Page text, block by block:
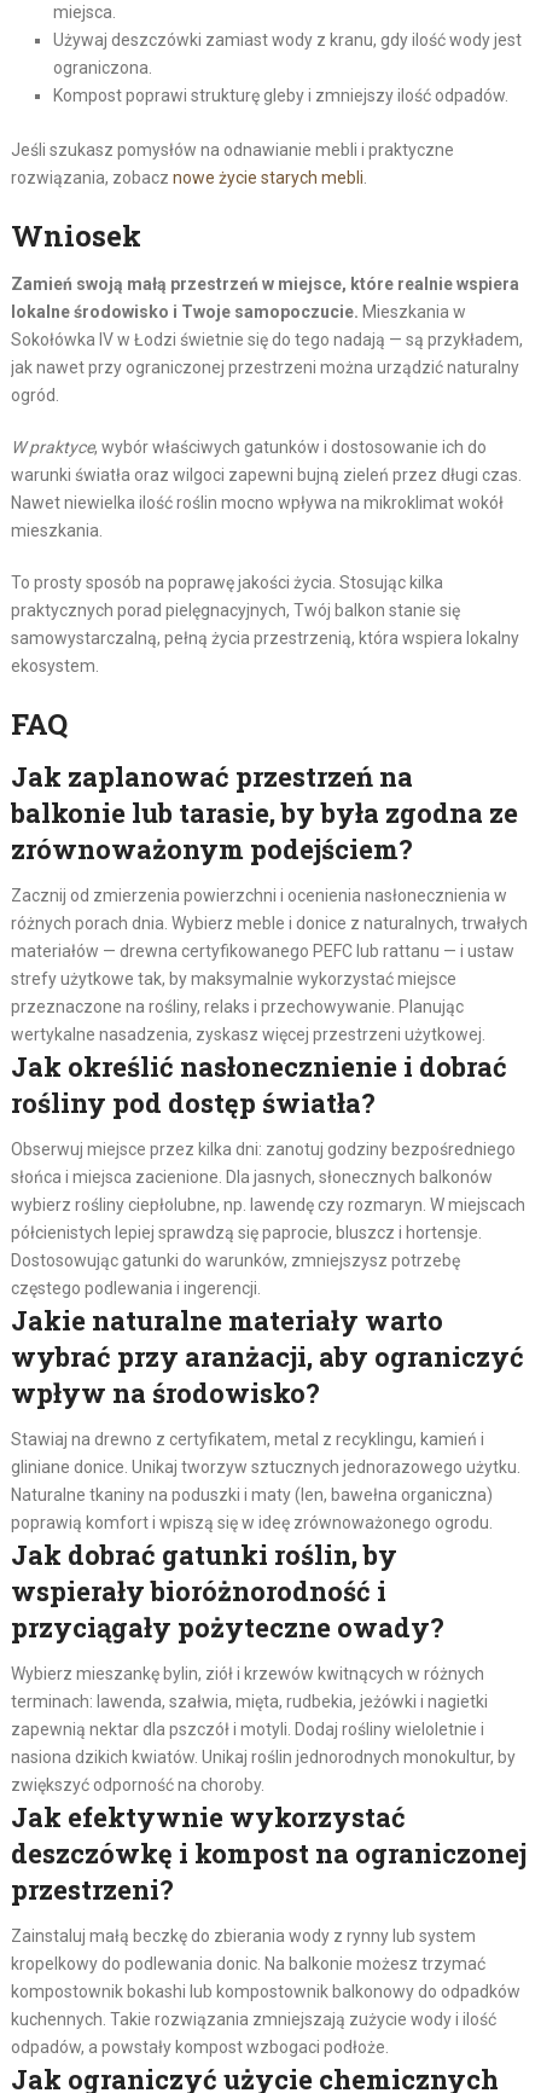
miejsca.
Używaj deszczówki zamiast wody z kranu, gdy ilość wody jest
ograniczona.
Kompost poprawi strukturę gleby i zmniejszy ilość odpadów.
Jeśli szukasz pomysłów na odnawianie mebli i praktyczne
rozwiązania, zobacz nowe życie starych mebli
Wniosek
Zamień swoją małą przestrzeń w miejsce, które realnie wspiera
lokalne środowisko i Twoje samopoczucie. Mieszkania w
Sokołówka IV w Łodzi świetnie się do tego nadają — są przykładem,
jak nawet przy ograniczonej przestrzeni można urządzić naturalny
ogród.
W praktyce, wybór właściwych gatunków i dostosowanie ich do
warunki światła oraz wilgoci zapewni bujną zieleń przez długi czas.
Nawet niewielka ilość roślin mocno wpływa na mikroklimat wokół
mieszkania.
To prosty sposób na poprawę jakości życia. Stosując kilka
praktycznych porad pielęgnacyjnych, Twój balkon stanie się
samowystarczalną, pełną życia przestrzenią, która wspiera lokalny
ekosystem.
FAQ
Jak zaplanować przestrzeń na
balkonie lub tarasie, by była zgodna ze
zrównoważonym podejściem?
Zacznij od zmierzenia powierzchni i ocenienia nasłonecznienia w
różnych porach dnia. Wybierz meble i donice z naturalnych, trwałych
materiałów — drewna certyfikowanego PEFC lub rattanu — i ustaw
strefy użytkowe tak, by maksymalnie wykorzystać miejsce
przeznaczone na rośliny, relaks i przechowywanie. Planując
wertykalne nasadzenia, zyskasz więcej przestrzeni użytkowej.
Jak określić nasłonecznienie i dobrać
rośliny pod dostęp światła?
Obserwuj miejsce przez kilka dni: zanotuj godziny bezpośredniego
słońca i miejsca zacienione. Dla jasnych, słonecznych balkonów
wybierz rośliny ciepłolubne, np. lawendę czy rozmaryn. W miejscach
półcienistych lepiej sprawdzą się paprocie, bluszcz i hortensje.
Dostosowując gatunki do warunków, zmniejszysz potrzebę
częstego podlewania i ingerencji.
Jakie naturalne materiały warto
wybrać przy aranżacji, aby ograniczyć
wpływ na środowisko?
Stawiaj na drewno z certyfikatem, metal z recyklingu, kamień i
gliniane donice. Unikaj tworzyw sztucznych jednorazowego użytku.
Naturalne tkaniny na poduszki i maty (len, bawełna organiczna)
poprawią komfort i wpiszą się w ideę zrównoważonego ogrodu.
Jak dobrać gatunki roślin, by
wspierały bioróżnorodność i
przyciągały pożyteczne owady?
Wybierz mieszankę bylin, ziół i krzewów kwitnących w różnych
terminach: lawenda, szałwia, mięta, rudbekia, jeżówki i nagietki
zapewnią nektar dla pszczół i motyli. Dodaj rośliny wieloletnie i
nasiona dzikich kwiatów. Unikaj roślin jednorodnych monokultur, by
zwiększyć odporność na choroby.
Jak efektywnie wykorzystać
deszczówkę i kompost na ograniczonej
przestrzeni?
Zainstaluj małą beczkę do zbierania wody z rynny lub system
kropelkowy do podlewania donic. Na balkonie możesz trzymać
kompostownik bokashi lub kompostownik balkonowy do odpadków
kuchennych. Takie rozwiązania zmniejszają zużycie wody i ilość
odpadów, a powstały kompost wzbogaci podłoże.
Jak ograniczyć użycie chemicznych